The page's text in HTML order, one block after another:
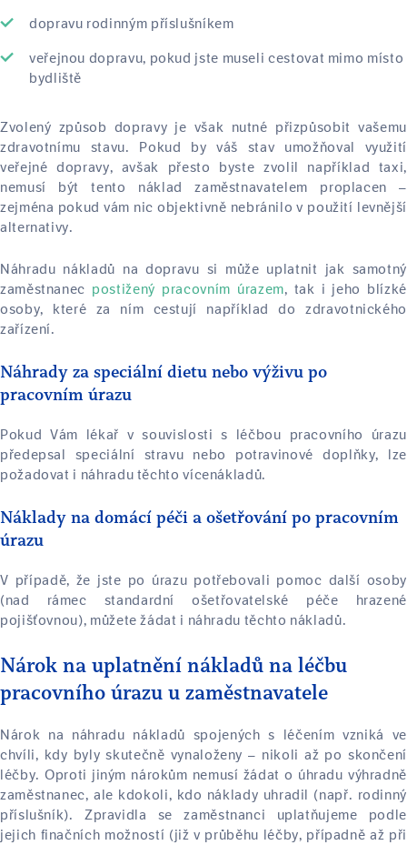
dopravu rodinným příslušníkem
veřejnou dopravu, pokud jste museli cestovat mimo místo
bydliště
Zvolený způsob dopravy je však nutné přizpůsobit vašemu
zdravotnímu stavu. Pokud by váš stav umožňoval využití
veřejné dopravy, avšak přesto byste zvolil například taxi,
nemusí být tento náklad zaměstnavatelem proplacen –
zejména pokud vám nic objektivně nebránilo v použití levnější
alternativy.
Náhradu nákladů na dopravu si může uplatnit jak samotný
zaměstnanec postižený pracovním úrazem, tak i jeho blízké
osoby, které za ním cestují například do zdravotnického
zařízení.
Náhrady za speciální dietu nebo výživu po
pracovním úrazu
Pokud Vám lékař v souvislosti s léčbou pracovního úrazu
předepsal speciální stravu nebo potravinové doplňky, lze
požadovat i náhradu těchto vícenákladů.
Náklady na domácí péči a ošetřování po pracovním
úrazu
V případě, že jste po úrazu potřebovali pomoc další osoby
(nad rámec standardní ošetřovatelské péče hrazené
pojišťovnou), můžete žádat i náhradu těchto nákladů.
Nárok na uplatnění nákladů na léčbu
pracovního úrazu u zaměstnavatele
Nárok na náhradu nákladů spojených s léčením vzniká ve
chvíli, kdy byly skutečně vynaloženy – nikoli až po skončení
léčby. Oproti jiným nárokům nemusí žádat o úhradu výhradně
zaměstnanec, ale kdokoli, kdo náklady uhradil (např. rodinný
příslušník). Zpravidla se zaměstnanci uplatňujeme podle
jejich finačních možností (již v průběhu léčby, případně až při